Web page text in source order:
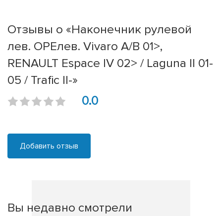
Отзывы о «Наконечник рулевой
лев. OPEлев. Vivaro A/B 01>,
RENAULT Espace IV 02> / Laguna II 01-
05 / Trafic II-»
0.0
Добавить отзыв
Вы недавно смотрели